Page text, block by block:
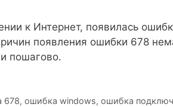
к Интернет, появилась
появления ошибки 678
пошагово.
678, ошибка windows, ошибка